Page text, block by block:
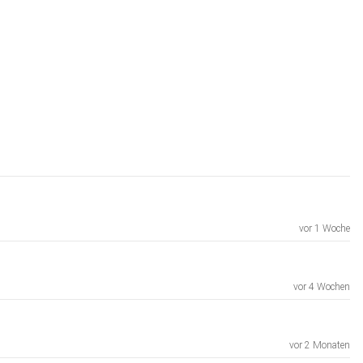
vor 1 Woche
vor 4 Wochen
vor 2 Monaten